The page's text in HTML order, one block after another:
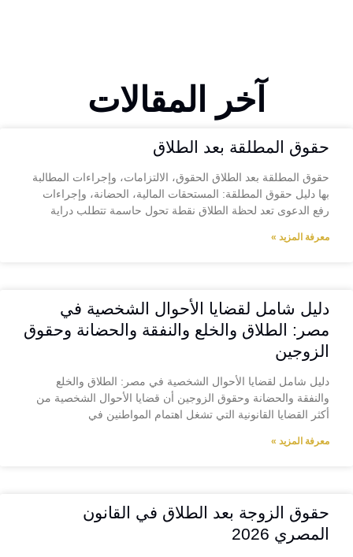
آخر المقالات
حقوق المطلقة بعد الطلاق
حقوق المطلقة بعد الطلاق الحقوق، الالتزامات، وإجراءات المطالبة
بها دليل حقوق المطلقة: المستحقات المالية، الحضانة، وإجراءات
رفع الدعوى تعد لحظة الطلاق نقطة تحول حاسمة تتطلب دراية
معرفة المزيد »
دليل شامل لقضايا الأحوال الشخصية في
مصر: الطلاق والخلع والنفقة والحضانة وحقوق
الزوجين
دليل شامل لقضايا الأحوال الشخصية في مصر: الطلاق والخلع
والنفقة والحضانة وحقوق الزوجين أن قضايا الأحوال الشخصية من
أكثر القضايا القانونية التي تشغل اهتمام المواطنين في
معرفة المزيد »
حقوق الزوجة بعد الطلاق في القانون
المصري 2026